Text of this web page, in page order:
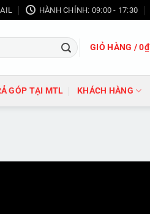
HÀNH CHÍNH: 09:00 - 17:30
GIỎ HÀNG /0₫
GÓP TẠI MTL KHÁCH HÀNG